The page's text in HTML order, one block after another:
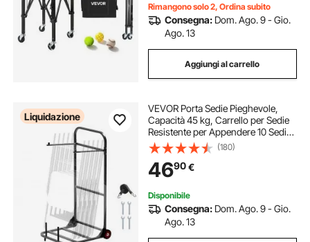
Rimangono solo 2, Ordina subito
Consegna: Dom. Ago. 9 - Gio.
Ago. 13
Aggiungi al carrello
Liquidazione
VEVOR Porta Sedie Pieghevole,
Capacità 45 kg, Carrello per Sedie
Resistente per Appendere 10 Sedie,
Carrello Porta Sedie in Metallo
Multifunzione con Ruote in Gomma,
Supporto per Sedia a Spinta, Nero
(180)
4690€
Disponibile
Consegna: Dom. Ago. 9 - Gio.
Ago. 13